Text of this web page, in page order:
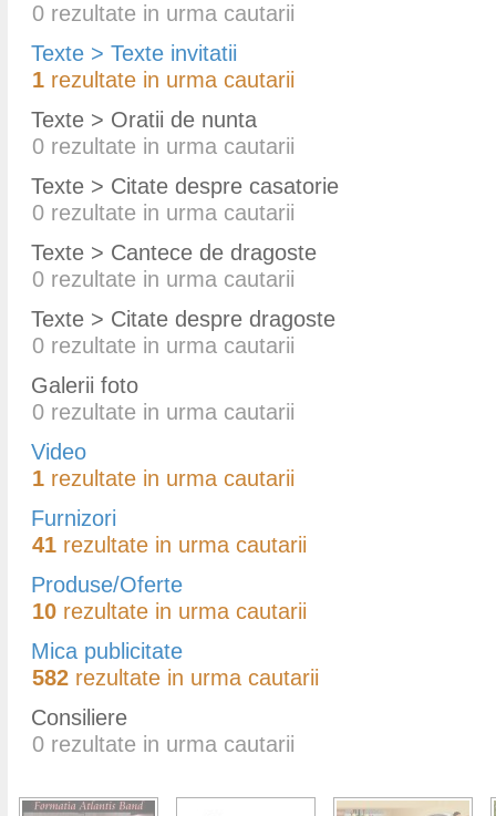
0 rezultate in urma cautarii
Texte > Texte invitatii
1 rezultate in urma cautarii
Texte > Oratii de nunta
0 rezultate in urma cautarii
Texte > Citate despre casatorie
0 rezultate in urma cautarii
Texte > Cantece de dragoste
0 rezultate in urma cautarii
Texte > Citate despre dragoste
0 rezultate in urma cautarii
Galerii foto
0 rezultate in urma cautarii
Video
1 rezultate in urma cautarii
Furnizori
41 rezultate in urma cautarii
Produse/Oferte
10 rezultate in urma cautarii
Mica publicitate
582 rezultate in urma cautarii
Consiliere
0 rezultate in urma cautarii